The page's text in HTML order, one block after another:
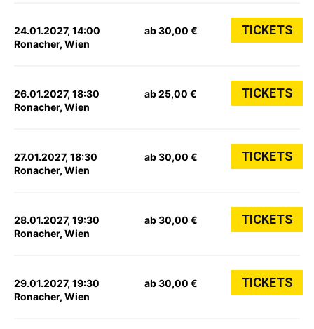
24.01.2027, 14:00
Ronacher, Wien
ab 30,00 € TICKETS
26.01.2027, 18:30
Ronacher, Wien
ab 25,00 € TICKETS
27.01.2027, 18:30
Ronacher, Wien
ab 30,00 € TICKETS
28.01.2027, 19:30
Ronacher, Wien
ab 30,00 € TICKETS
29.01.2027, 19:30
Ronacher, Wien
ab 30,00 € TICKETS